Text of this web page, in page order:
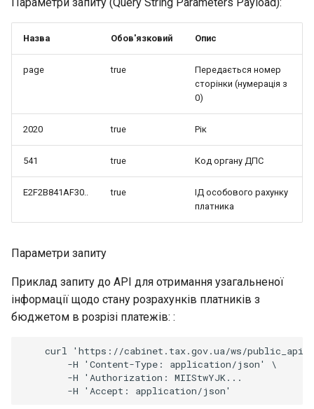
Назва Обов'язковий Опис
page true
Передається номер
сторінки (нумерація з
0)
2020 true Рік
541 true Код органу ДПС
E2F2B841AF30.. true
ІД особового рахунку
платника
Параметри запиту
Приклад запиту до API для отримання узагальненої
інформації щодо стану розрахунків платників з
бюджетом в розрізі платежів: :
curl 'https://cabinet.tax.gov.ua/ws/
        -H 'Content-Type: application/json' \
        -H 'Authorization: MIIStwYJK...